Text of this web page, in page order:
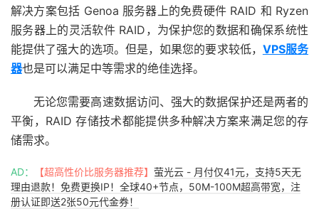
解决方案包括 Genoa 服务器上的免费硬件 RAID 和 Ryzen
服务器上的灵活软件 RAID，为保护您的数据和确保系统性
能提供了强大的选项。但是，如果您的要求较低， VPS服务
器也是可以满足中等需求的绝佳选择。
无论您需要高速数据访问、强大的数据保护还是两者的
平衡，RAID 存储技术都能提供多种解决方案来满足您的存
储需求。
AD： 【超高性价比服务器推荐】 萤光云 - 月付仅41元，支持5天无
理由退款！免费更换IP！全球40+节点，50M-100M超高带宽，注
册认证即送2张50元代金券！